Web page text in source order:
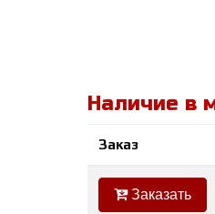
Наличие в
Заказ
Заказать